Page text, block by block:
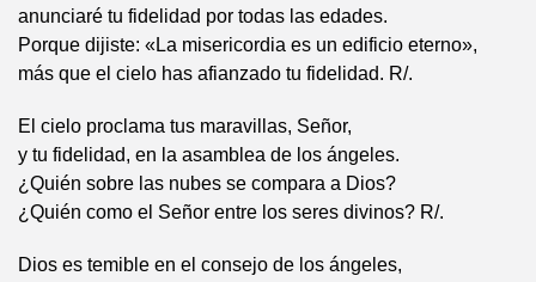
anunciaré tu fidelidad por todas las edades.
Porque dijiste: «La misericordia es un edificio eterno»,
más que el cielo has afianzado tu fidelidad. R/.
El cielo proclama tus maravillas, Señor,
y tu fidelidad, en la asamblea de los ángeles.
¿Quién sobre las nubes se compara a Dios?
¿Quién como el Señor entre los seres divinos? R/.
Dios es temible en el consejo de los ángeles,